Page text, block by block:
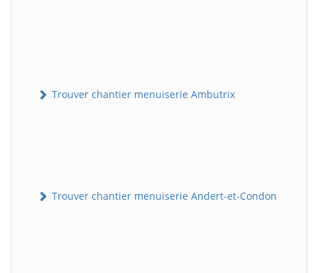
Trouver chantier menuiserie Ambutrix
Trouver chantier menuiserie Andert-et-Condon